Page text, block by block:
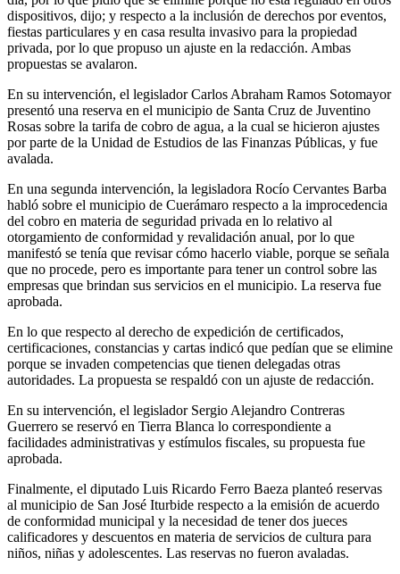
dispositivos, dijo; y respecto a la inclusión de derechos por eventos,
fiestas particulares y en casa resulta invasivo para la propiedad
privada, por lo que propuso un ajuste en la redacción. Ambas
propuestas se avalaron.
En su intervención, el legislador Carlos Abraham Ramos Sotomayor
presentó una reserva en el municipio de Santa Cruz de Juventino
Rosas sobre la tarifa de cobro de agua, a la cual se hicieron ajustes
por parte de la Unidad de Estudios de las Finanzas Públicas, y fue
avalada.
En una segunda intervención, la legisladora Rocío Cervantes Barba
habló sobre el municipio de Cuerámaro respecto a la improcedencia
del cobro en materia de seguridad privada en lo relativo al
otorgamiento de conformidad y revalidación anual, por lo que
manifestó se tenía que revisar cómo hacerlo viable, porque se señala
que no procede, pero es importante para tener un control sobre las
empresas que brindan sus servicios en el municipio. La reserva fue
aprobada.
En lo que respecto al derecho de expedición de certificados,
certificaciones, constancias y cartas indicó que pedían que se elimine
porque se invaden competencias que tienen delegadas otras
autoridades. La propuesta se respaldó con un ajuste de redacción.
En su intervención, el legislador Sergio Alejandro Contreras
Guerrero se reservó en Tierra Blanca lo correspondiente a
facilidades administrativas y estímulos fiscales, su propuesta fue
aprobada.
Finalmente, el diputado Luis Ricardo Ferro Baeza planteó reservas
al municipio de San José Iturbide respecto a la emisión de acuerdo
de conformidad municipal y la necesidad de tener dos jueces
calificadores y descuentos en materia de servicios de cultura para
niños, niñas y adolescentes. Las reservas no fueron avaladas.